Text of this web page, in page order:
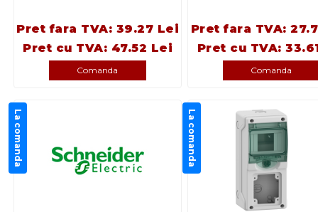
Pret fara TVA: 39.27 Lei
Pret cu TVA: 47.52 Lei
Comanda
Pret fara TVA:
Pret cu TVA:
Comanda
La comanda La comanda